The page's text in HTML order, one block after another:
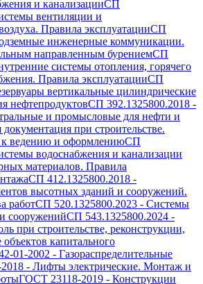
и канализацииСП
вентиляции и
Правила эксплуатацииСП
инженерные коммуникации.
направленным бурениемСП
системы отопления, горячего
Правила эксплуатацииСП
вертикальные цилиндрические
нефтепродуктовСП 392.1325800.2018 -
и промысловые для нефти и
при строительстве.
ведению и оформлениюСП
водоснабжения и канализации
материалов. Правила
СП 412.1325800.2018 -
высотных зданий и сооружений.
работСП 520.1325800.2023 - Системы
сооруженийСП 543.1325800.2024 -
при строительстве, реконструкции,
капитального
01-2002 - Газораспределительные
- Лифты электрические. Монтаж и
ГОСТ 23118-2019 - Конструкции